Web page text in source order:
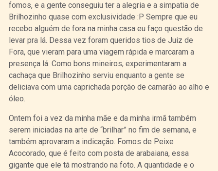
fomos, e a gente conseguiu ter a alegria e a simpatia de
Brilhozinho quase com exclusividade :P Sempre que eu
recebo alguém de fora na minha casa eu faço questão de
levar pra lá. Dessa vez foram queridos tios de Juiz de
Fora, que vieram para uma viagem rápida e marcaram a
presença lá. Como bons mineiros, experimentaram a
cachaça que Brilhozinho serviu enquanto a gente se
deliciava com uma caprichada porção de camarão ao alho e
óleo.
Ontem foi a vez da minha mãe e da minha irmã também
serem iniciadas na arte de “brilhar” no fim de semana, e
também aprovaram a indicação. Fomos de Peixe
Acocorado, que é feito com posta de arabaiana, essa
gigante que ele tá mostrando na foto. A quantidade e o